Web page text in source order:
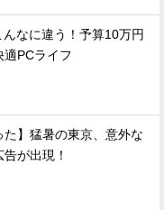
んなに違う！予算10万円
適PCライフ
た】猛暑の東京、意外な
が出現！